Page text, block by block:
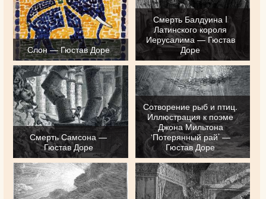
Слон — Гюстав Доре
Смерть Балдуина I
Латинского короля
Иерусалима — Гюстав
Доре
Смерть Самсона —
Гюстав Доре
Сотворение рыб и птиц.
Иллюстрация к поэме
Джона Мильтона
‘Потерянный рай’ —
Гюстав Доре